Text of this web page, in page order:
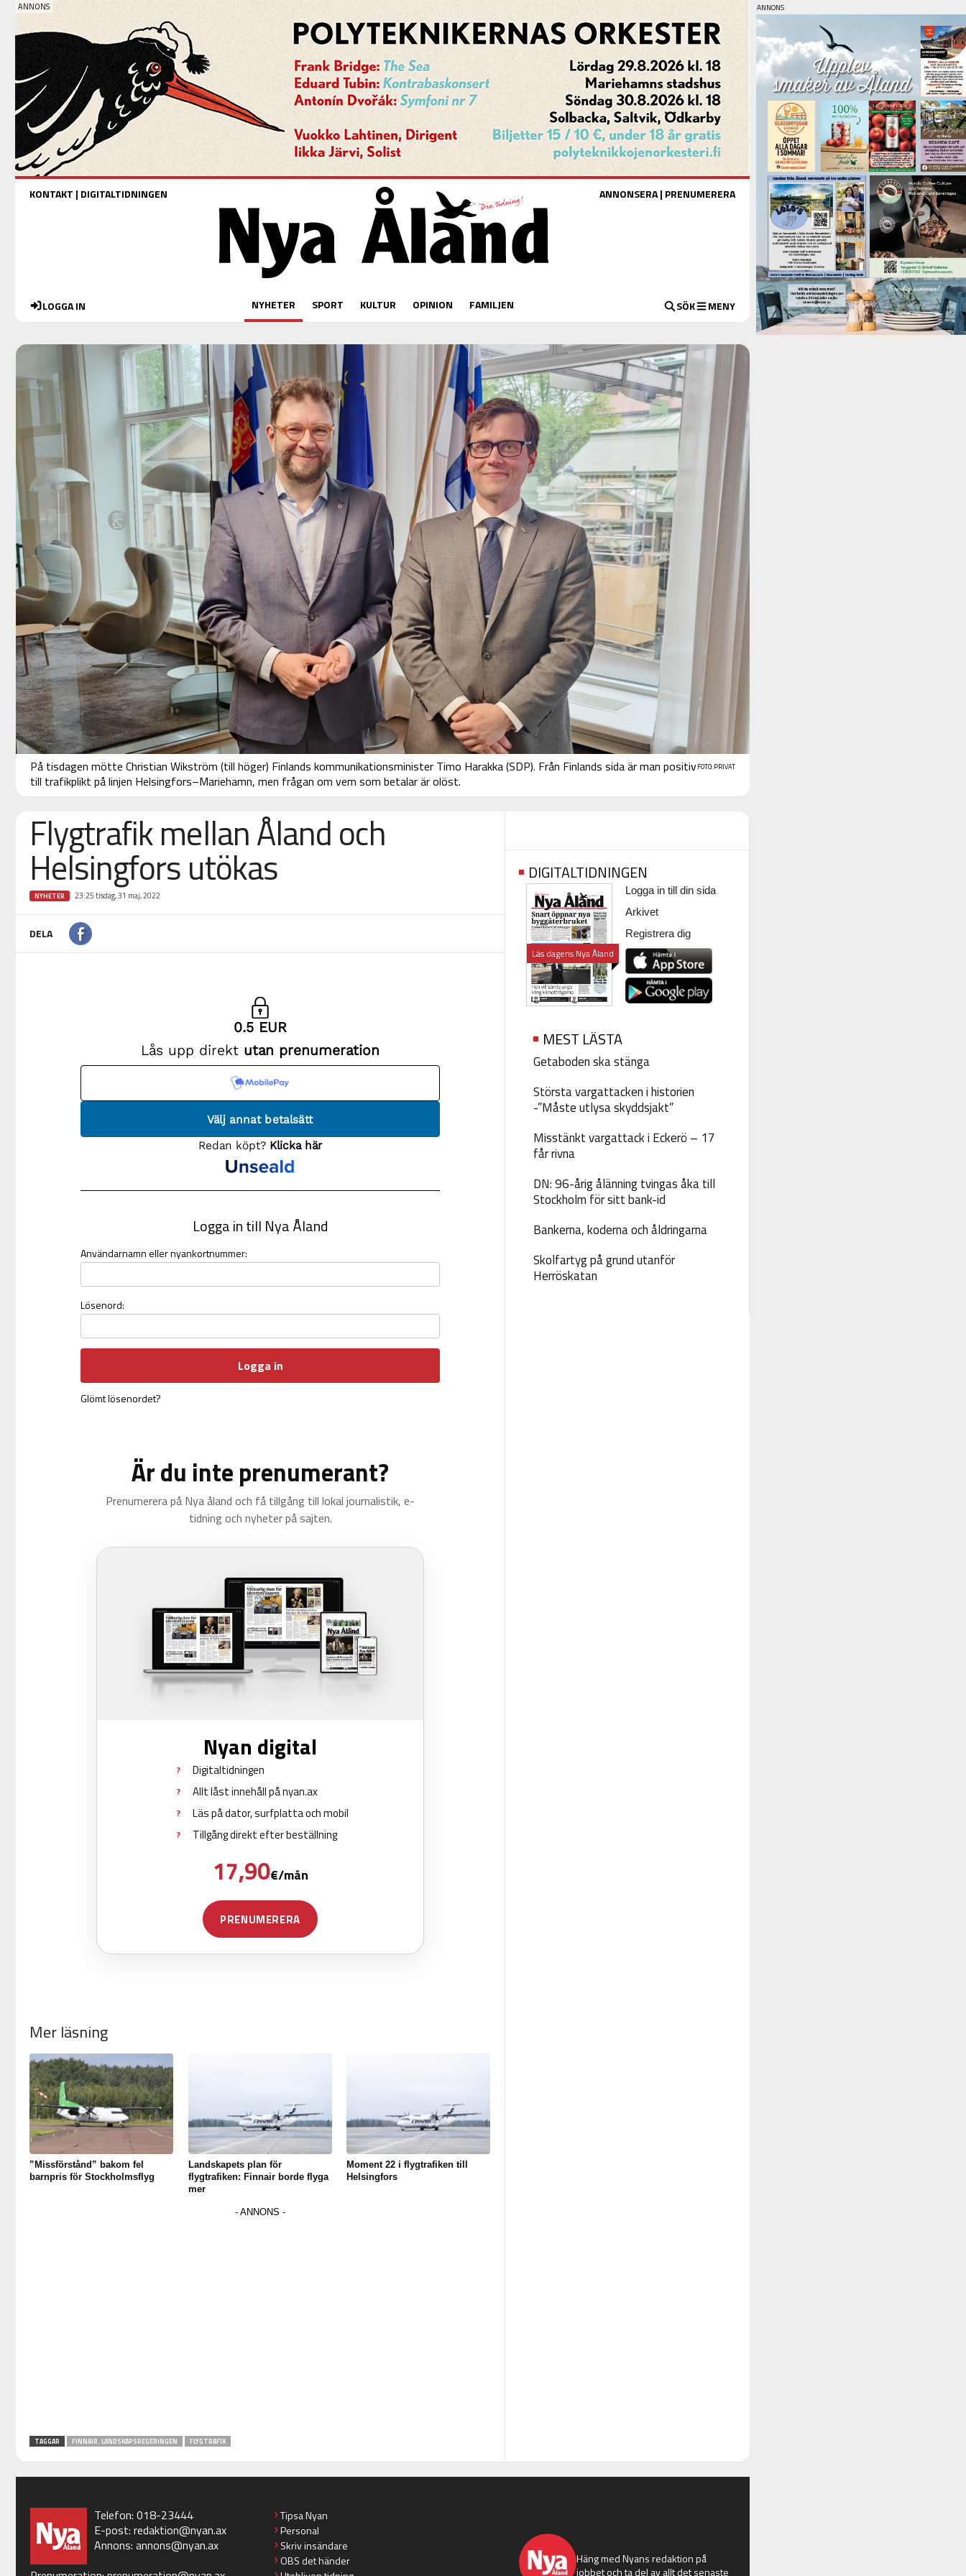
KONTAKT | DIGITALTIDNINGEN ANNONSERA| PRENUMERERA
LOGGA IN NYHETER SPORT KULTUR OPINION FAMILJEN SÖK MENY
FOTO: PRIVAT
På tisdagen mötte Christian Wikström (till höger) Finlands kommunikationsminister Timo Harakka (SDP). Från Finlands sida är man positiv
till trafikplikt på linjen Helsingfors–Mariehamn, men frågan om vem som betalar är olöst.
Flygtrafik mellan Åland och
Helsingfors utökas
NYHETER 23:25 tisdag, 31 maj, 2022
DELA
Mer läsning
”Missförstånd” bakom fel
barnpris för Stockholmsflyg
Landskapets plan för
flygtrafiken: Finnair borde flyga
mer
Moment 22 i flygtrafiken till
Helsingfors
TAGGAR FINNAIR. LANDSKAPSREGERINGEN FLYGTRAFIK
DIGITALTIDNINGEN
Läs dagens Nya Åland
Logga in till din sida
Arkivet
Registrera dig
MEST LÄSTA
Getaboden ska stänga
Största vargattacken i historien
-”Måste utlysa skyddsjakt”
Misstänkt vargattack i Eckerö – 17
får rivna
DN: 96-årig ålänning tvingas åka till
Stockholm för sitt bank-id
Bankerna, koderna och åldringarna
Skolfartyg på grund utanför
Herröskatan
Telefon: 018-23444
E-post: redaktion@nyan.ax
Annons: annons@nyan.ax
Tipsa Nyan
Personal
Skriv insändare
OBS det händer
Häng med Nyans redaktion på
jobbet och ta del av allt det senaste